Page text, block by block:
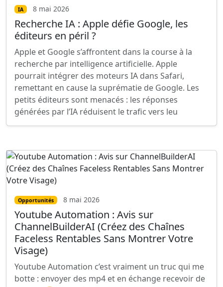
IA 8 mai 2026
Recherche IA : Apple défie Google, les
éditeurs en péril ?
Apple et Google s’affrontent dans la course à la
recherche par intelligence artificielle. Apple
pourrait intégrer des moteurs IA dans Safari,
remettant en cause la suprématie de Google. Les
petits éditeurs sont menacés : les réponses
générées par l’IA réduisent le trafic vers leu
Opportunités 8 mai 2026
Youtube Automation : Avis sur
ChannelBuilderAI (Créez des Chaînes
Faceless Rentables Sans Montrer Votre
Visage)
Youtube Automation c’est vraiment un truc qui me
botte : envoyer des mp4 et en échange recevoir de